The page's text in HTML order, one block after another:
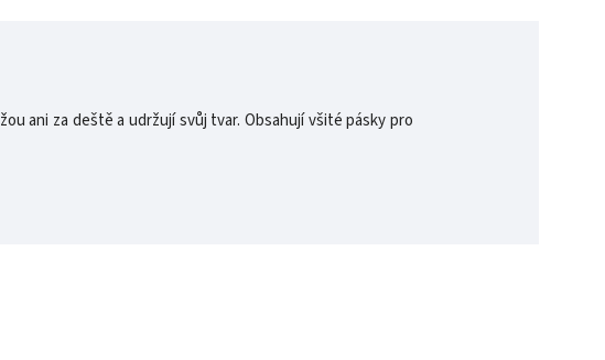
ani za deště a udržují svůj tvar. Obsahují všité pásky pro